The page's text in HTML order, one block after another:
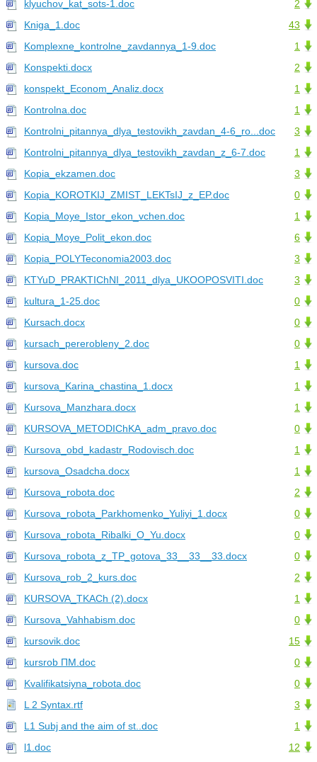
2
klyuchov_kat_sots-1.doc
43
Kniga_1.doc
1
Komplexne_kontrolne_zavdannya_1-9.doc
2
Konspekti.docx
1
konspekt_Econom_Analiz.docx
1
Kontrolna.doc
3
Kontrolni_pitannya_dlya_testovikh_zavdan_4-6_ro...doc
1
Kontrolni_pitannya_dlya_testovikh_zavdan_z_6-7.doc
3
Kopia_ekzamen.doc
0
Kopia_KOROTKIJ_ZMIST_LEKTsIJ_z_EP.doc
1
Kopia_Moye_Istor_ekon_vchen.doc
6
Kopia_Moye_Polit_ekon.doc
3
Kopia_POLYTeconomia2003.doc
3
KTYuD_PRAKTIChNI_2011_dlya_UKOOPOSVITI.doc
0
kultura_1-25.doc
0
Kursach.docx
0
kursach_pererobleny_2.doc
1
kursova.doc
1
kursova_Karina_chastina_1.docx
1
Kursova_Manzhara.docx
0
KURSOVA_METODIChKA_adm_pravo.doc
1
Kursova_obd_kadastr_Rodovisch.doc
1
kursova_Osadcha.docx
2
Kursova_robota.doc
0
Kursova_robota_Parkhomenko_Yuliyi_1.docx
0
Kursova_robota_Ribalki_O_Yu.docx
0
Kursova_robota_z_TP_gotova_33__33__33.docx
2
Kursova_rob_2_kurs.doc
1
KURSOVA_TKACh (2).docx
0
Kursova_Vahhabism.doc
15
kursovik.doc
0
kursrob ПМ.doc
0
Kvalifikatsiyna_robota.doc
3
L 2 Syntax.rtf
1
L1 Subj and the aim of st..doc
12
l1.doc